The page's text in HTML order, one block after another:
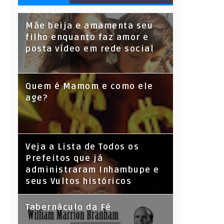
S
Mãe beija e amamenta seu
filho enquanto faz amor e
posta vídeo em rede social
Quem é Mamom e como ele
age?
Veja a Lista de Todos os
Prefeitos que já
administraram Inhambupe e
seus Vultos históricos
Tabernáculo da Fé